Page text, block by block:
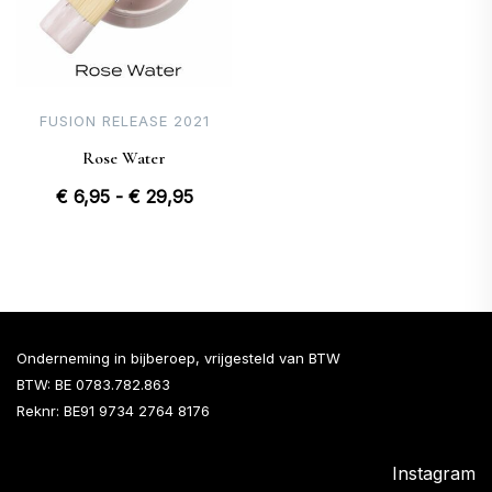
FUSION RELEASE 2021
Rose Water
€6,95 - €29,95Prijsklasse:
Onderneming in bijberoep, vrijgesteld van BTW
BTW: BE 0783.782.863
Reknr: BE91 9734 2764 8176
Instagram